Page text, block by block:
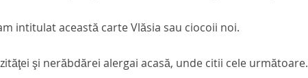
intitulat această carteVlăsia sau ciocoii noi.
şi nerăbdărei alergai acasă, unde citii cele următoare.